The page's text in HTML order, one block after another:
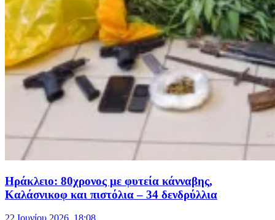
Ηράκλειο: 80χρονος με φυτεία κάνναβης,
Καλάσνικοφ και πιστόλια – 34 δενδρύλλια